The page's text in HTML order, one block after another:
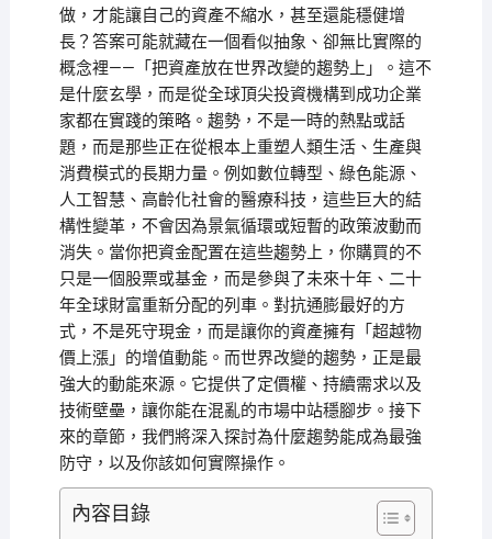
做，才能讓自己的資產不縮水，甚至還能穩健增
長？答案可能就藏在一個看似抽象、卻無比實際的
概念裡——「把資產放在世界改變的趨勢上」。這不
是什麼玄學，而是從全球頂尖投資機構到成功企業
家都在實踐的策略。趨勢，不是一時的熱點或話
題，而是那些正在從根本上重塑人類生活、生產與
消費模式的長期力量。例如數位轉型、綠色能源、
人工智慧、高齡化社會的醫療科技，這些巨大的結
構性變革，不會因為景氣循環或短暫的政策波動而
消失。當你把資金配置在這些趨勢上，你購買的不
只是一個股票或基金，而是參與了未來十年、二十
年全球財富重新分配的列車。對抗通膨最好的方
式，不是死守現金，而是讓你的資產擁有「超越物
價上漲」的增值動能。而世界改變的趨勢，正是最
強大的動能來源。它提供了定價權、持續需求以及
技術壁壘，讓你能在混亂的市場中站穩腳步。接下
來的章節，我們將深入探討為什麼趨勢能成為最強
防守，以及你該如何實際操作。
內容目錄